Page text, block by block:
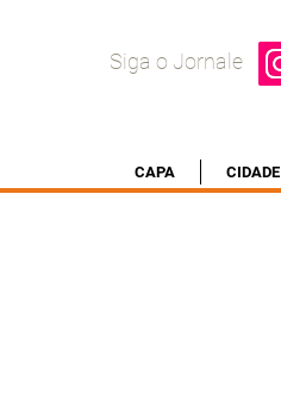
Siga o Jornale
CAPA CIDADE